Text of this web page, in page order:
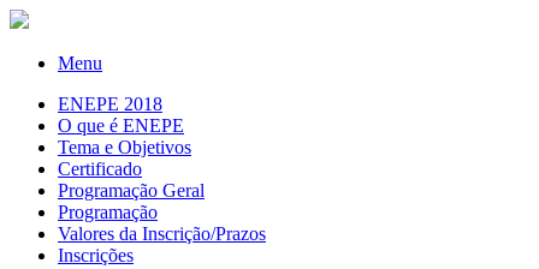
Menu
ENEPE 2018
O que é ENEPE
Tema e Objetivos
Certificado
Programação Geral
Programação
Valores da Inscrição/Prazos
Inscrições